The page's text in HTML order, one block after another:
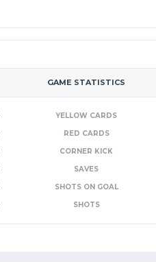
GAME STATISTICS
YELLOW CARDS
RED CARDS
CORNER KICK
SAVES
SHOTS ON GOAL
SHOTS